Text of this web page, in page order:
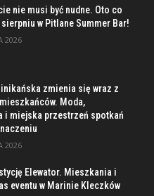
nie musi być nudne. Oto co
w Pitlane Summer Bar!
2026
zmienia się wraz z
Moda,
i miejska przestrzeń spotkań
2026
Elewator. Mieszkania i
eventu w Marinie Kleczków